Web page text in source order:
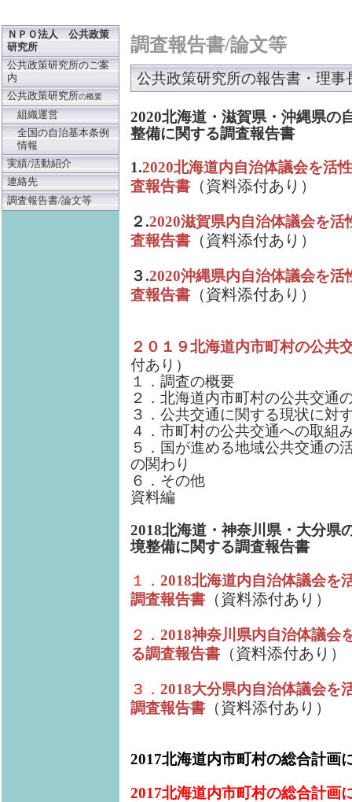
ＮＰＯ法人 公共政策
研究所
公共政策研究所のご案
内
公共政策研究所の概要
組織運営
全国の自治基本条例
情報
実績/活動紹介
連絡先
調査報告書/論文等
調査報告書/論文等
公共政策研究所の報告書・理事
2020北海道・滋賀県・沖縄県の
整備に関する調査報告書
1.2020北海道内自治体議会を活
査報告書 （資料添付あり）
２.2020滋賀県内自治体議会を
査報告書 （資料添付あり）
３.2020沖縄県内自治体議会を
査報告書 （資料添付あり）
２０１９北海道内市町村の公共
付あり）
１．調査の概要
２．北海道内市町村の公共交通
３．公共交通に関する現状に対
４．市町村の公共交通への取組
５．国が進める地域公共交通の
の関わり
６．その他
資料編
2018北海道・神奈川県・大分県
境整備に関する調査報告書
１． 2018北海道内自治体議会を
調査報告書 （資料添付あり）
２． 2018神奈川県内自治体議会
る調査報告書 （資料添付あり）
３． 2018大分県内自治体議会を
調査報告書 （資料添付あり）
2017北海道内市町村の総合計画
2017北海道内市町村の総合計画